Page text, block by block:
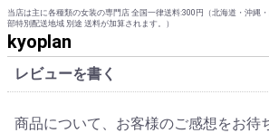
当店は主に各種類の女装の専門店 全国一律送料:300円（北海道・沖縄
部特別配送地域 別途 送料が加算されます。）
kyoplan
レビューを書く
商品について、お客様のご感想をお待